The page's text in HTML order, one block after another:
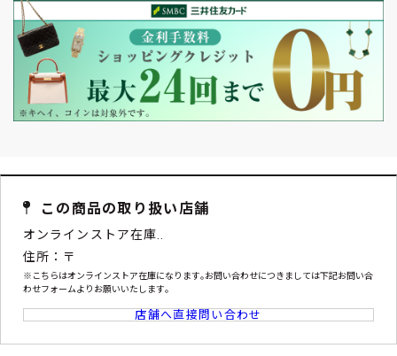
この商品の取り扱い店舗
オンラインストア在庫..
住所：〒
※こちらはオンラインストア在庫になります｡お問い合わせにつきましては下記お問い合
わせフォームよりお願いいたします｡
店舗へ直接問い合わせ